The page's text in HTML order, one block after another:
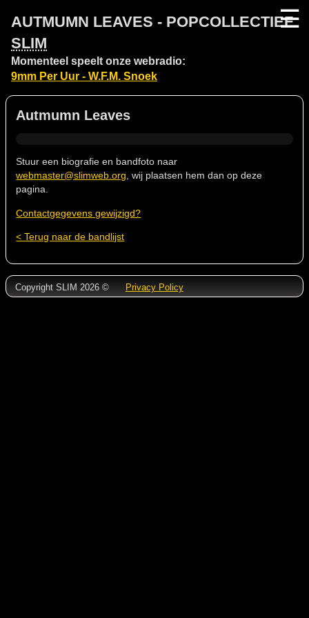
AUTMUMN LEAVES - POPCOLLECTIEF
SLIM
Momenteel speelt onze webradio:
9mm Per Uur - W.F.M. Snoek
☰
Autmumn Leaves
Stuur een biografie en bandfoto naar
webmaster@slimweb.org, wij plaatsen hem dan op deze
pagina.
Contactgegevens gewijzigd?
< Terug naar de bandlijst
Copyright SLIM 2026 © Privacy Policy